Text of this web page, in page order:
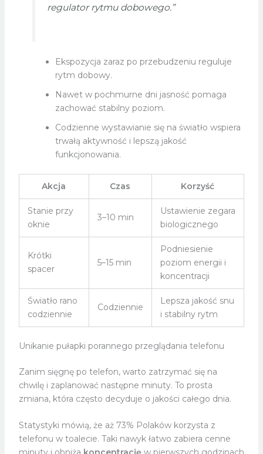
regulator rytmu dobowego.”
Ekspozycja zaraz po przebudzeniu reguluje
rytm dobowy.
Nawet w pochmurne dni jasność pomaga
zachować stabilny poziom.
Codzienne wystawianie się na światło wspiera
trwałą aktywność i lepszą jakość
funkcjonowania.
Akcja Czas Korzyść
Stanie przy
oknie
3–10 min
Ustawienie zegara
biologicznego
Krótki
spacer
5–15 min
Podniesienie
poziom energii i
koncentracji
Światło rano
codziennie
Codziennie
Lepsza jakość snu
i stabilny rytm
Unikanie pułapki porannego przeglądania telefonu
Zanim sięgnę po telefon, warto zatrzymać się na
chwilę i zaplanować następne minuty. To prosta
zmiana, która często decyduje o jakości całego dnia.
Statystyki mówią, że aż 73% Polaków korzysta z
telefonu w toalecie. Taki nawyk łatwo zabiera cenne